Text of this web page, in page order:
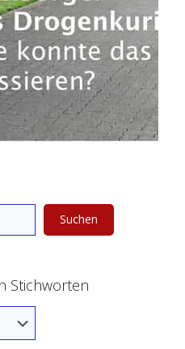
Suchen
Stichworten